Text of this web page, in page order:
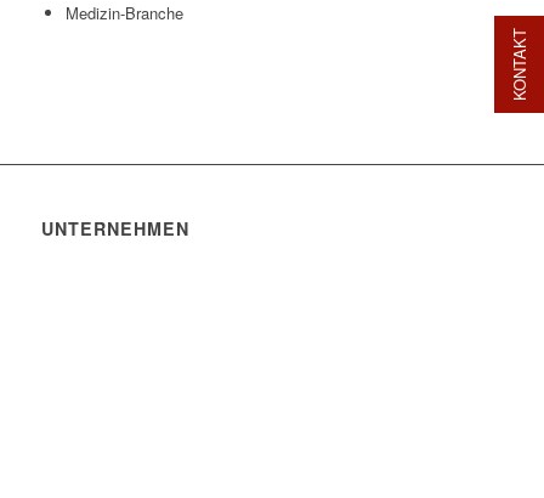
Medizin-Branche
UNTERNEHMEN
KONTAKT